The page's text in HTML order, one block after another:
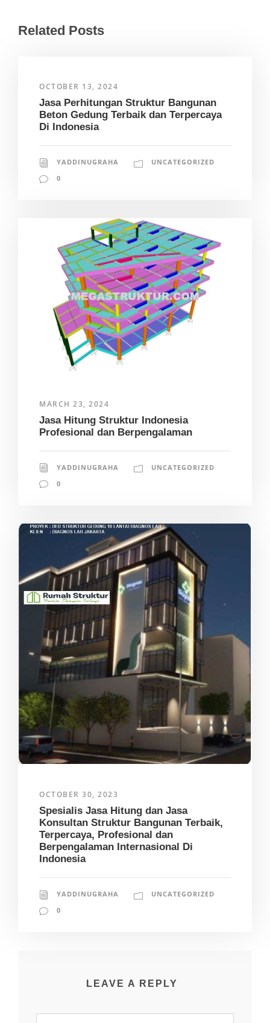
Related Posts
OCTOBER 13, 2024
Jasa Perhitungan Struktur Bangunan
Beton Gedung Terbaik dan Terpercaya
Di Indonesia
YADDINUGRAHA
UNCATEGORIZED
0
MARCH 23, 2024
Jasa Hitung Struktur Indonesia
Profesional dan Berpengalaman
YADDINUGRAHA
UNCATEGORIZED
0
OCTOBER 30, 2023
Spesialis Jasa Hitung dan Jasa
Konsultan Struktur Bangunan Terbaik,
Terpercaya, Profesional dan
Berpengalaman Internasional Di
Indonesia
YADDINUGRAHA
UNCATEGORIZED
0
LEAVE A REPLY